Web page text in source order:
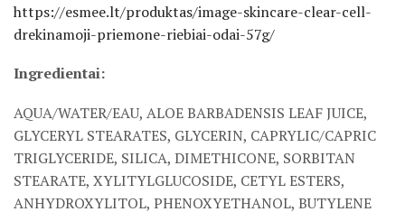
https://esmee.lt/produktas/image-skincare-clear-cell-
drekinamoji-priemone-riebiai-odai-57g/
Ingredientai:
AQUA/WATER/EAU, ALOE BARBADENSIS LEAF JUICE,
GLYCERYL STEARATES, GLYCERIN, CAPRYLIC/CAPRIC
TRIGLYCERIDE, SILICA, DIMETHICONE, SORBITAN
STEARATE, XYLITYLGLUCOSIDE, CETYL ESTERS,
ANHYDROXYLITOL, PHENOXYETHANOL, BUTYLENE